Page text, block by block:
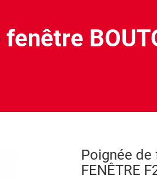
Poignée de
FENÊTRE